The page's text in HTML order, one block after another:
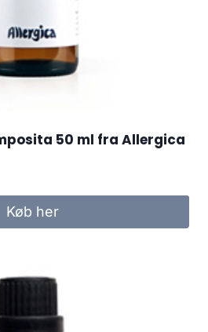
50 ml fra Allergica
Køb her